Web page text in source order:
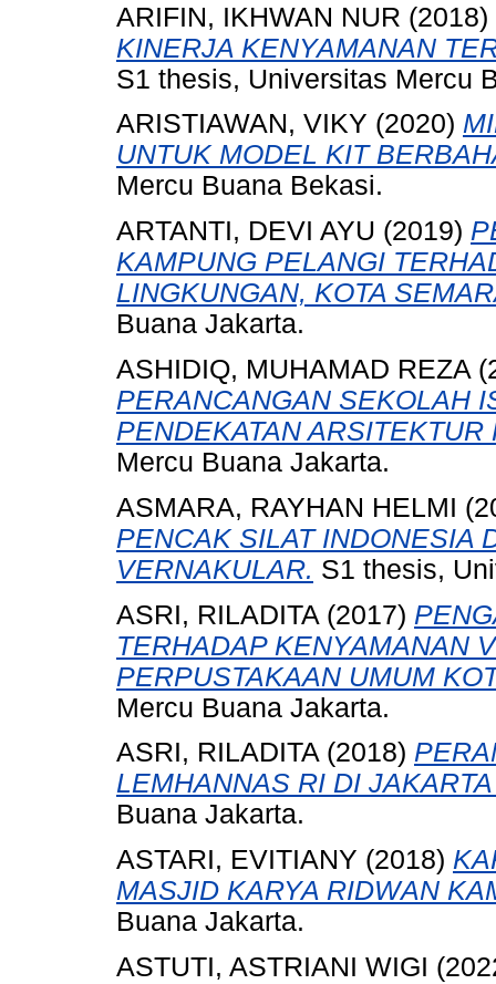
ARIFIN, IKHWAN NUR (2018)
KINERJA KENYAMANAN
S1 thesis, Universitas Mercu
ARISTIAWAN, VIKY (2020)
UNTUK MODEL KIT
Mercu Buana Bekasi.
ARTANTI, DEVI AYU (2019)
KAMPUNG PELANGI
LINGKUNGAN, KOTA
Buana Jakarta.
ASHIDIQ, MUHAMAD REZA
PERANCANGAN SEKOLAH
PENDEKATAN ARSITEKTUR
Mercu Buana Jakarta.
ASMARA, RAYHAN HELMI
PENCAK SILAT INDONESIA
VERNAKULAR. S1 thesis,
ASRI, RILADITA (2017)
TERHADAP KENYAMANAN
PERPUSTAKAAN UMUM
Mercu Buana Jakarta.
ASRI, RILADITA(2018)
LEMHANNAS RI DI
Buana Jakarta.
ASTARI, EVITIANY (2018)
MASJID KARYA RIDWAN
Buana Jakarta.
ASTUTI, ASTRIANI WIGI